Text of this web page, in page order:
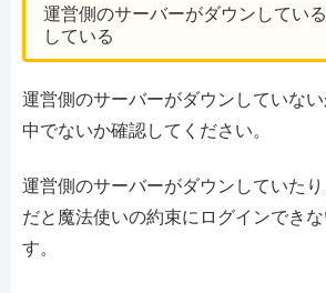
運営側のサーバーがダウンしてい
している
運営側のサーバーがダウンしていな
中でないか確認してください。
運営側のサーバーがダウンしていた
だと魔法使いの約束にログインでき
す。